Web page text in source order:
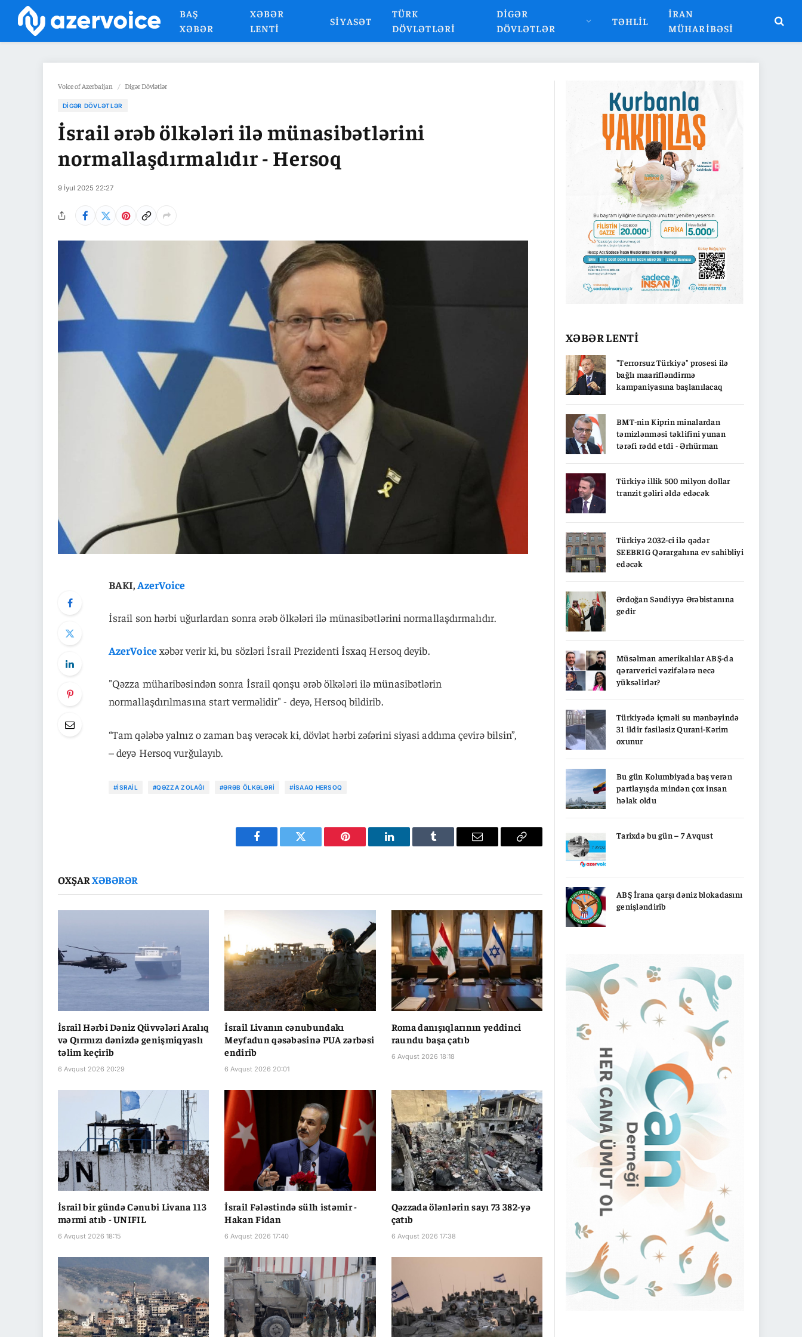
BAŞ
XƏBƏR
XƏBƏR
LENTI
SIYASƏT
TÜRK
DÖVLƏTLƏRI
DIGƏR
DÖVLƏTLƏR
TƏHLIL
İRAN
MÜHARIBƏSI
Voice of Azerbaijan / Digər Dövlətlər
DIGƏR DÖVLƏTLƏR
İsrail ərəb ölkələri ilə münasibətlərini
normallaşdırmalıdır - Hersoq
9 İyul 2025 22:27
BAKI,AzerVoice
İsrail son hərbi uğurlardan sonra ərəb ölkələri ilə münasibətlərini normallaşdırmalıdır.
AzerVoicexəbər verir ki, bu sözləri İsrail Prezidenti İsxaq Hersoq deyib.
"Qəzza müharibəsindən sonra İsrail qonşu ərəb ölkələri ilə münasibətlərin
normallaşdırılmasına start verməlidir" - deyə, Hersoq bildirib.
“Tam qələbə yalnız o zaman baş verəcək ki, dövlət hərbi zəfərini siyasi addıma çevirə bilsin”,
– deyə Hersoq vurğulayıb.
#İSRAIL #QƏZZA ZOLAĞI #ƏRƏB ÖLKƏLƏRI #İSAAQ HERSOQ
Facebook Twitter Pinterest LinkedIn Tumblr Email
Copy
OXŞARXƏBƏRƏR
İsrail Hərbi Dəniz Qüvvələri Aralıq
və Qırmızı dənizdə genişmiqyaslı
təlim keçirib
6 Avqust 2026 20:29
İsrail Livanın cənubundakı
Meyfadun qəsəbəsinə PUA zərbəsi
endirib
6 Avqust 2026 20:01
Roma danışıqlarının yeddinci
raundu başa çatıb
6 Avqust 2026 18:18
İsrail bir gündə Cənubi Livana 113
mərmi atıb - UNIFIL
6 Avqust 2026 18:15
İsrail Fələstində sülh istəmir -
Hakan Fidan
6 Avqust 2026 17:40
Qəzzada ölənlərin sayı 73 382-yə
çatıb
6 Avqust 2026 17:38
XƏBƏR LENTİ
"Terrorsuz Türkiyə" prosesi ilə
bağlı maarifləndirmə
kampaniyasına başlanılacaq
BMT-nin Kiprin minalardan
təmizlənməsi təklifini yunan
tərəfi rədd etdi - Ərhürman
Türkiyə illik 500 milyon dollar
tranzit gəliri əldə edəcək
Türkiyə 2032-ci ilə qədər
SEEBRIG Qərargahına ev sahibliyi
edəcək
Ərdoğan Səudiyyə Ərəbistanına
gedir
Müsəlman amerikalılar ABŞ-da
qərarverici vəzifələrə necə
yüksəlirlər?
Türkiyədə içməli su mənbəyində
31 ildir fasiləsiz Qurani-Kərim
oxunur
Bu gün Kolumbiyada baş verən
partlayışda mindən çox insan
həlak oldu
Tarixdə bu gün – 7 Avqust
ABŞ İrana qarşı dəniz blokadasını
genişləndirib